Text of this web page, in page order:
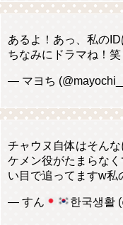
あるよ！あっ、私の
ちなみにドラマね！笑
— マヨち
チャウヌ自体はそん
ケメン役がたまらな
い目で追ってますw私
— すん 한국생활